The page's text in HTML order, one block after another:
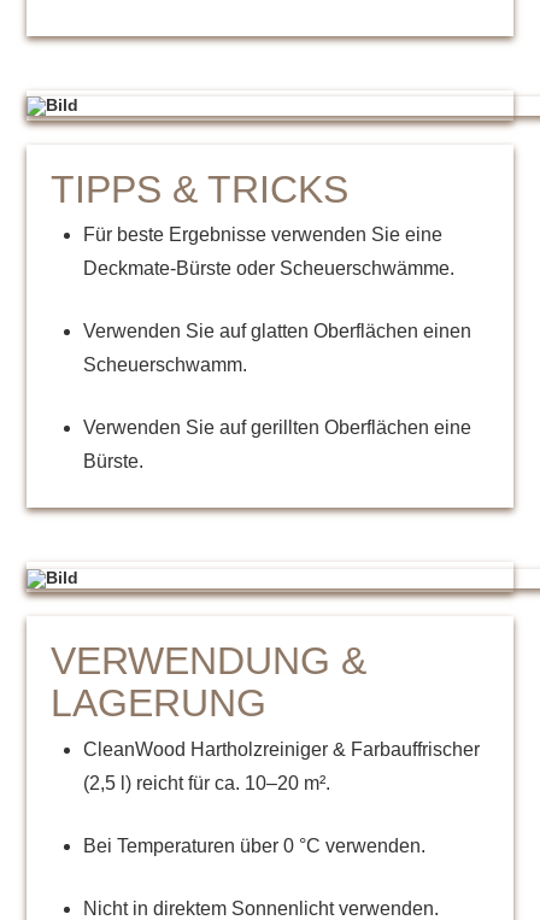
TIPPS & TRICKS
Für beste Ergebnisse verwenden Sie eine
Deckmate-Bürste oder Scheuerschwämme.
Verwenden Sie auf glatten Oberflächen einen
Scheuerschwamm.
Verwenden Sie auf gerillten Oberflächen eine
Bürste.
VERWENDUNG &
LAGERUNG
CleanWood Hartholzreiniger & Farbauffrischer
(2,5 l) reicht für ca. 10–20 m².
Bei Temperaturen über 0 °C verwenden.
Nicht in direktem Sonnenlicht verwenden.